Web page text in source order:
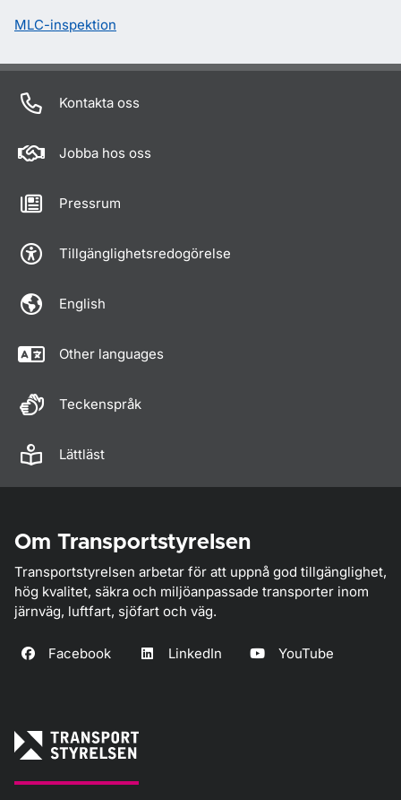
MLC-inspektion
Kontakta oss
Jobba hos oss
Pressrum
Tillgänglighetsredogörelse
English
Other languages
Teckenspråk
Lättläst
Om Transportstyrelsen
Transportstyrelsen arbetar för att uppnå god tillgänglighet,
hög kvalitet, säkra och miljöanpassade transporter inom
järnväg, luftfart, sjöfart och väg.
Facebook LinkedIn YouTube